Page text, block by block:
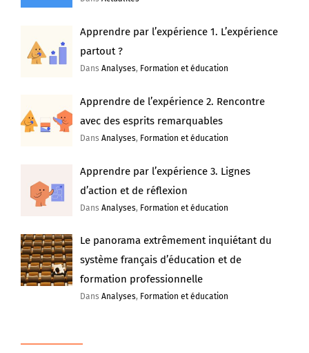
Apprendre par l’expérience 1. L’expérience
partout ?
DansAnalyses, Formation et éducation
Apprendre de l’expérience 2. Rencontre
avec des esprits remarquables
DansAnalyses, Formation et éducation
Apprendre par l’expérience 3. Lignes
d’action et de réflexion
DansAnalyses, Formation et éducation
Le panorama extrêmement inquiétant du
système français d’éducation et de
formation professionnelle
DansAnalyses, Formation et éducation